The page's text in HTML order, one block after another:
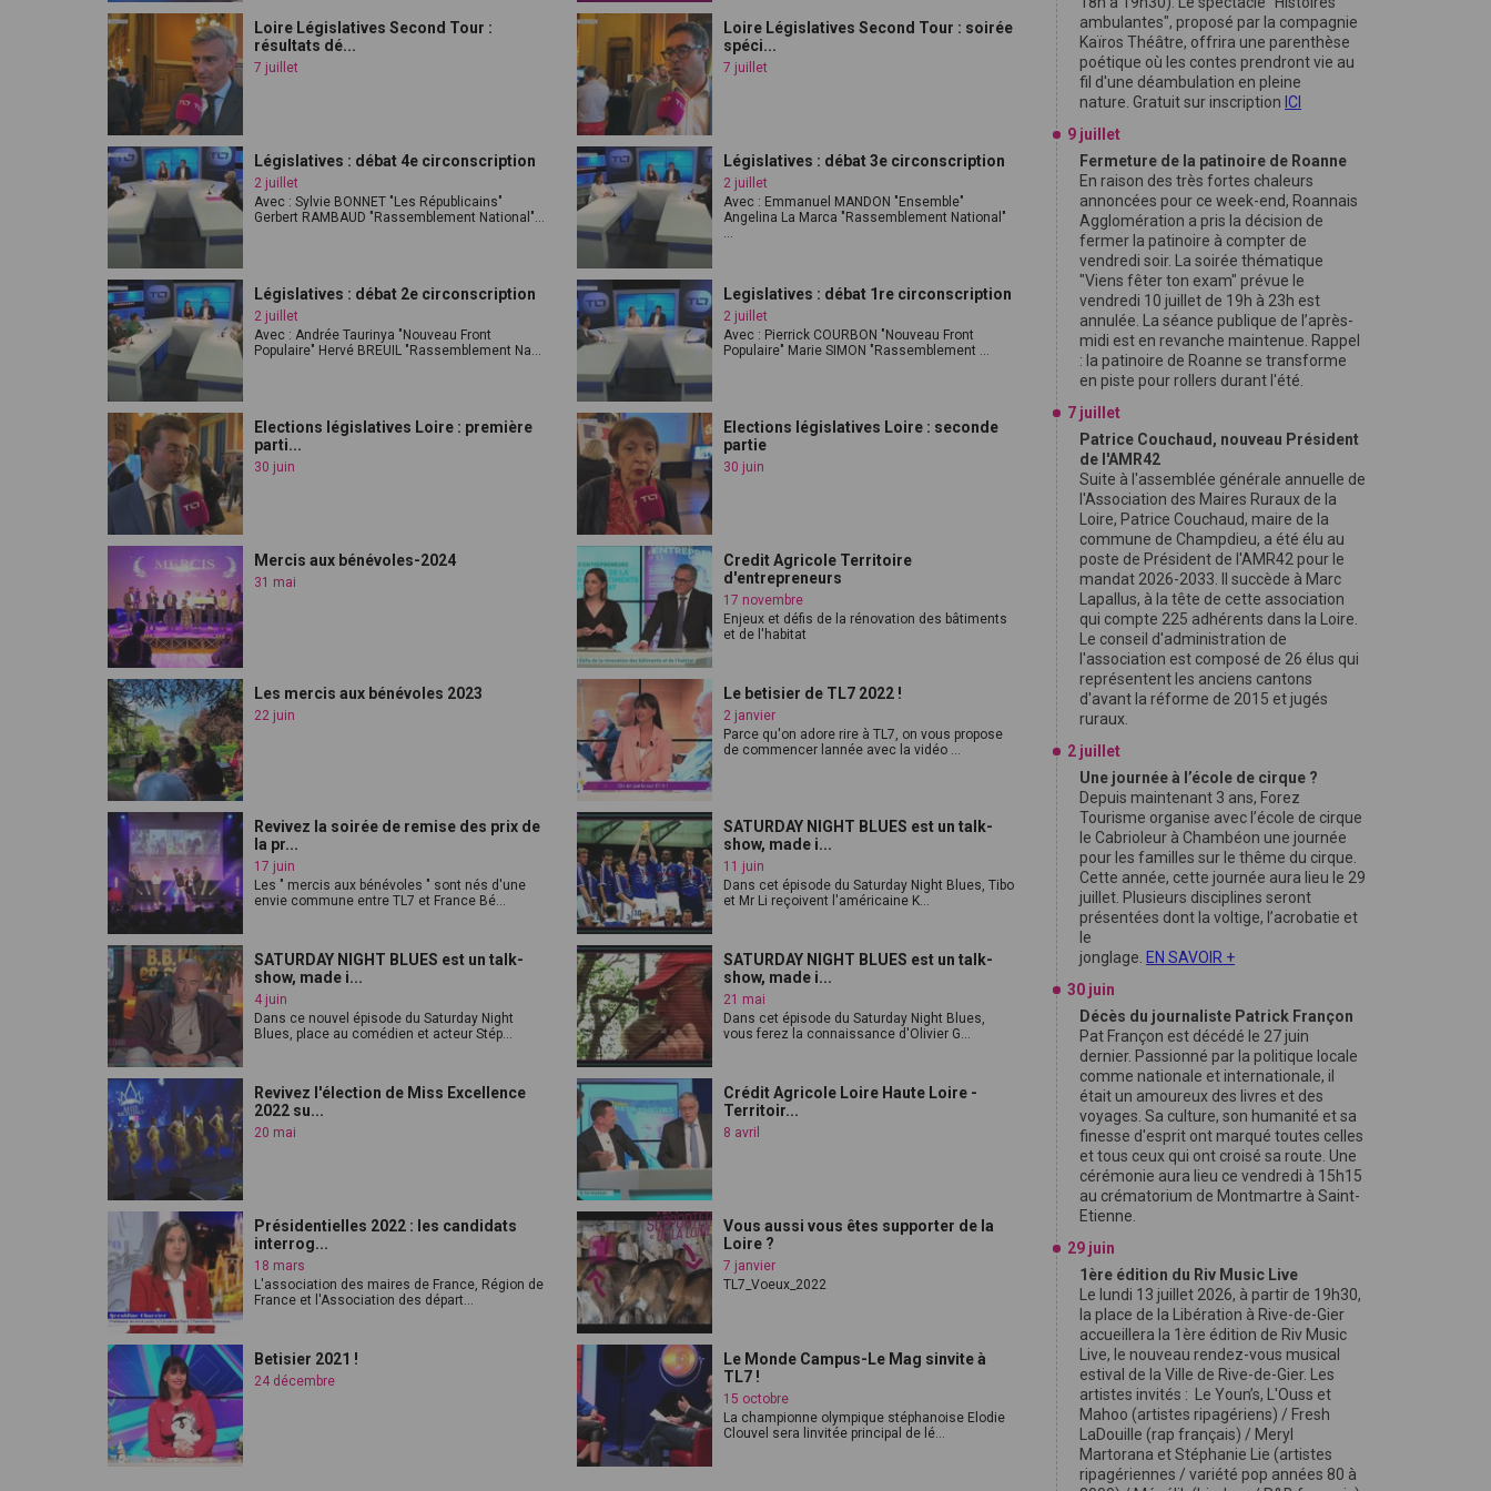
Loire Législatives Second Tour :
résultats dé...
7 juillet
Loire Législatives Second Tour : soirée
spéci...
7 juillet
Législatives : débat 4e circonscription
2 juillet
Avec : Sylvie BONNET "Les Républicains"
Gerbert RAMBAUD "Rassemblement National"...
Législatives : débat 3e circonscription
2 juillet
Avec : Emmanuel MANDON "Ensemble"
Angelina La Marca "Rassemblement National"
...
Législatives : débat 2e circonscription
2 juillet
Avec : Andrée Taurinya "Nouveau Front
Populaire" Hervé BREUIL "Rassemblement Na...
Legislatives : débat 1re circonscription
2 juillet
Avec : Pierrick COURBON "Nouveau Front
Populaire" Marie SIMON "Rassemblement ...
Elections législatives Loire : première
parti...
30 juin
Elections législatives Loire : seconde
partie
30 juin
Mercis aux bénévoles-2024
31 mai
Credit Agricole Territoire
d'entrepreneurs
17 novembre
Enjeux et défis de la rénovation des bâtiments
et de l'habitat
Les mercis aux bénévoles 2023
22 juin
Le betisier de TL7 2022 !
2 janvier
Parce qu'on adore rire à TL7, on vous propose
de commencer lannée avec la vidéo ...
Revivez la soirée de remise des prix de
la pr...
17 juin
Les " mercis aux bénévoles " sont nés d'une
envie commune entre TL7 et France Bé...
SATURDAY NIGHT BLUES est un talk-
show, made i...
11 juin
Dans cet épisode du Saturday Night Blues, Tibo
et Mr Li reçoivent l'américaine K...
SATURDAY NIGHT BLUES est un talk-
show, made i...
4 juin
Dans ce nouvel épisode du Saturday Night
Blues, place au comédien et acteur Stép...
SATURDAY NIGHT BLUES est un talk-
show, made i...
21 mai
Dans cet épisode du Saturday Night Blues,
vous ferez la connaissance d'Olivier G...
Revivez l'élection de Miss Excellence
2022 su...
20 mai
Crédit Agricole Loire Haute Loire -
Territoir...
8 avril
Présidentielles 2022 : les candidats
interrog...
18 mars
L'association des maires de France, Région de
France et l'Association des départ...
Vous aussi vous êtes supporter de la
Loire ?
7 janvier
TL7_Voeux_2022
Betisier 2021 !
24 décembre
Le Monde Campus-Le Mag sinvite à
TL7 !
15 octobre
La championne olympique stéphanoise Elodie
Clouvel sera linvitée principal de lé...
ambulantes", proposé par la compagnie
Kaïros Théâtre, offrira une parenthèse
poétique où les contes prendront vie au
fil d'une déambulation en pleine
nature. Gratuit sur inscription ICI
9 juillet
Fermeture de la patinoire de Roanne
En raison des très fortes chaleurs
annoncées pour ce week-end, Roannais
Agglomération a pris la décision de
fermer la patinoire à compter de
vendredi soir. La soirée thématique
"Viens fêter ton exam" prévue le
vendredi 10 juillet de 19h à 23h est
annulée. La séance publique de l’après-
midi est en revanche maintenue. Rappel
: la patinoire de Roanne se transforme
en piste pour rollers durant l'été.
7 juillet
Patrice Couchaud, nouveau Président
de l'AMR42
Suite à l'assemblée générale annuelle de
l'Association des Maires Ruraux de la
Loire, Patrice Couchaud, maire de la
commune de Champdieu, a été élu au
poste de Président de l'AMR42 pour le
mandat 2026-2033. Il succède à Marc
Lapallus, à la tête de cette association
qui compte 225 adhérents dans la Loire.
Le conseil d'administration de
l'association est composé de 26 élus qui
représentent les anciens cantons
d'avant la réforme de 2015 et jugés
ruraux.
2 juillet
Une journée à l’école de cirque ?
Depuis maintenant 3 ans, Forez
Tourisme organise avec l’école de cirque
le Cabrioleur à Chambéon une journée
pour les familles sur le thême du cirque.
Cette année, cette journée aura lieu le 29
juillet. Plusieurs disciplines seront
présentées dont la voltige, l’acrobatie et
le
jonglage. EN SAVOIR +
30 juin
Décès du journaliste Patrick Françon
Pat Françon est décédé le 27 juin
dernier. Passionné par la politique locale
comme nationale et internationale, il
était un amoureux des livres et des
voyages. Sa culture, son humanité et sa
finesse d'esprit ont marqué toutes celles
et tous ceux qui ont croisé sa route. Une
cérémonie aura lieu ce vendredi à 15h15
au crématorium de Montmartre à Saint-
Etienne.
29 juin
1ère édition du Riv Music Live
Le lundi 13 juillet 2026, à partir de 19h30,
la place de la Libération à Rive-de-Gier
accueillera la 1ère édition de Riv Music
Live, le nouveau rendez-vous musical
estival de la Ville de Rive-de-Gier. Les
artistes invités : Le Youn’s, L'Ouss et
Mahoo (artistes ripagériens) / Fresh
LaDouille (rap français) / Meryl
Martorana et Stéphanie Lie (artistes
ripagériennes / variété pop années 80 à